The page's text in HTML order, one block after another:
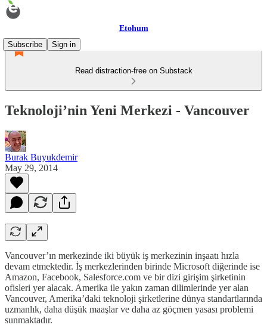
Etohum
Subscribe
Sign in
Read distraction-free on Substack
Teknoloji’nin Yeni Merkezi - Vancouver
Burak Buyukdemir
May 29, 2014
Vancouver’ın merkezinde iki büyük iş merkezinin inşaatı hızla
devam etmektedir. İş merkezlerinden birinde Microsoft diğerinde ise
Amazon, Facebook, Salesforce.com ve bir dizi girişim şirketinin
ofisleri yer alacak. Amerika ile yakın zaman dilimlerinde yer alan
Vancouver, Amerika’daki teknoloji şirketlerine dünya standartlarında
uzmanlık, daha düşük maaşlar ve daha az göçmen yasası problemi
sunmaktadır.